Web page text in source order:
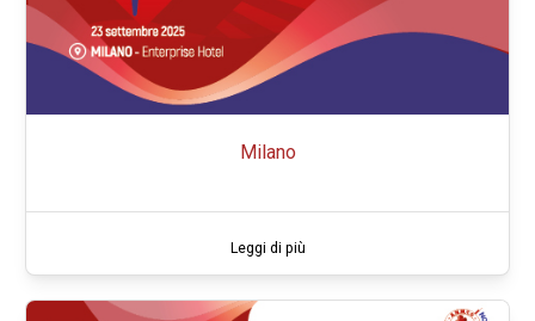
Milano
Leggi di più